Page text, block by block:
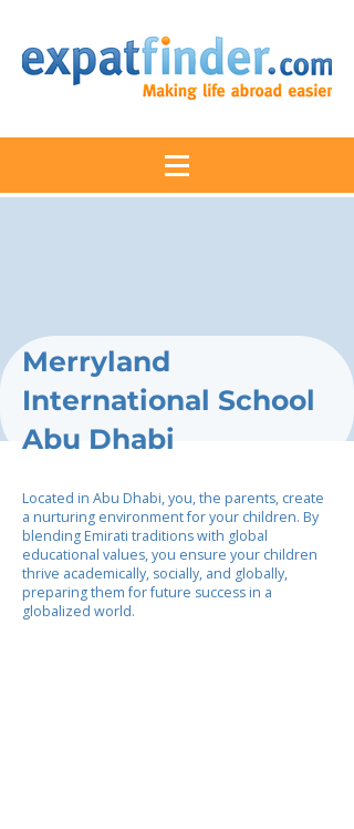
Merryland
International School
Abu Dhabi
Located in Abu Dhabi, you, the parents, create
a nurturing environment for your children. By
blending Emirati traditions with global
educational values, you ensure your children
thrive academically, socially, and globally,
preparing them for future success in a
globalized world.